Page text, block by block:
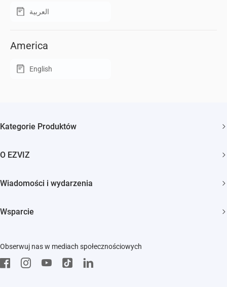
العربية
America
English
Kategorie Produktów
O EZVIZ
Trust Center
EZVIZ CSR
Wiadomości i wydarzenia
Wsparcie
Pobierz
Obserwuj nas w mediach społecznościowych